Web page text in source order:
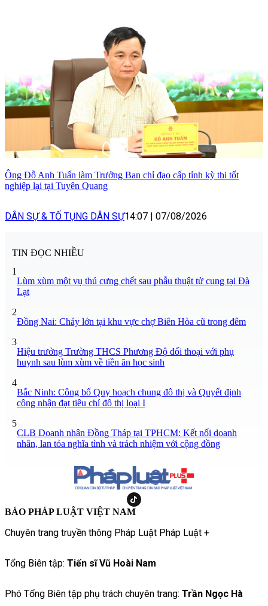
Ông Đỗ Anh Tuấn làm Trưởng Ban chỉ đạo cấp tỉnh kỳ thi tốt
nghiệp lại tại Tuyên Quang
DÂN SỰ & TỐ TỤNG DÂN SỰ14:07 07/08/2026
TIN ĐỌC NHIỀU
1
Lùm xùm một vụ thú cưng chết sau phẫu thuật tử cung tại Đà
Lạt
2
Đồng Nai: Cháy lớn tại khu vực chợ Biên Hòa cũ trong đêm
3
Hiệu trưởng Trường THCS Phương Độ đối thoại với phụ
huynh sau lùm xùm về tiền ăn học sinh
4
Bắc Ninh: Công bố Quy hoạch chung đô thị và Quyết định
công nhận đạt tiêu chí đô thị loại I
5
CLB Doanh nhân Đồng Tháp tại TPHCM: Kết nối doanh
nhân, lan tỏa nghĩa tình và trách nhiệm với cộng đồng
BÁO PHÁP LUẬT VIỆT NAM
Chuyên trang truyền thông Pháp Luật Pháp Luật +
Tổng Biên tập: Tiến sĩ Vũ Hoài Nam
Phó Tổng Biên tập phụ trách chuyên trang: Trần Ngọc Hà